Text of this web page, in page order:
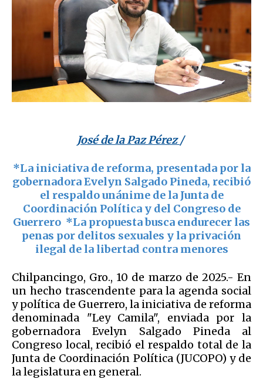
José de la Paz Pérez/
*La iniciativa de reforma, presentada por la
gobernadora Evelyn Salgado Pineda, recibió
el respaldo unánime de la Junta de
Coordinación Política y del Congreso de
Guerrero *La propuesta busca endurecer las
penas por delitos sexuales y la privación
ilegal de la libertad contra menores
Chilpancingo, Gro., 10 de marzo de 2025.- En
un hecho trascendente para la agenda social
y política de Guerrero, la iniciativa de reforma
denominada "Ley Camila", enviada por la
gobernadora Evelyn Salgado Pineda al
Congreso local, recibió el respaldo total de la
Junta de Coordinación Política (JUCOPO) y de
la legislatura en general.